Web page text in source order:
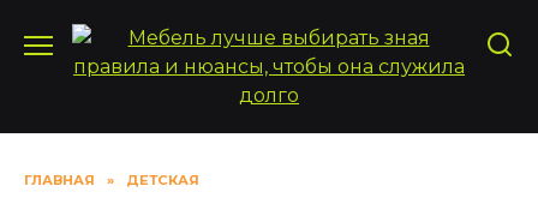
содержанию
ГЛАВНАЯ » ДЕТСКАЯ